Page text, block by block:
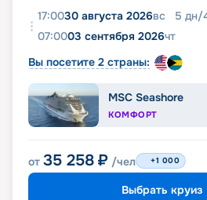
17:0030 августа 2026вс 5 дн/
07:0003 сентября 2026чт
Вы посетите 2 страны:
MSC Seashore
КОМФОРТ
от 35 258 ₽ /чел +1 000
Выбрать круиз